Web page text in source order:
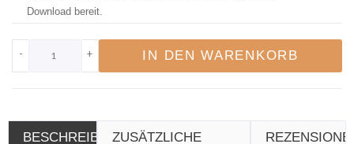
Download bereit.
- + IN DEN WARENKORB
BESCHREIBUNGZUSÄTZLICHE